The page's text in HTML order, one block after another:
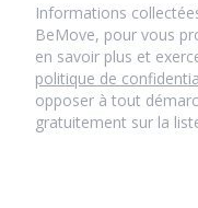
Informations
BeMove, pour vous
en savoir plus et
politique de
opposer à tout
gratuitement sur la